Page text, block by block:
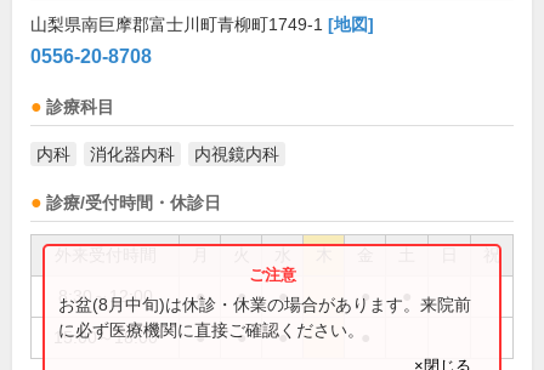
山梨県南巨摩郡富士川町青柳町1749-1 [地図]
0556-20-8708
診療科目
内科 消化器内科 内視鏡内科
診療/受付時間・休診日
祝
8:30～12:00 ● ● ● ●
15:00～18:00 ● ● ●
お盆(8月中旬)は休診・休業の場合があります。来院前
に必ず医療機関に直接ご確認ください。
×閉じる